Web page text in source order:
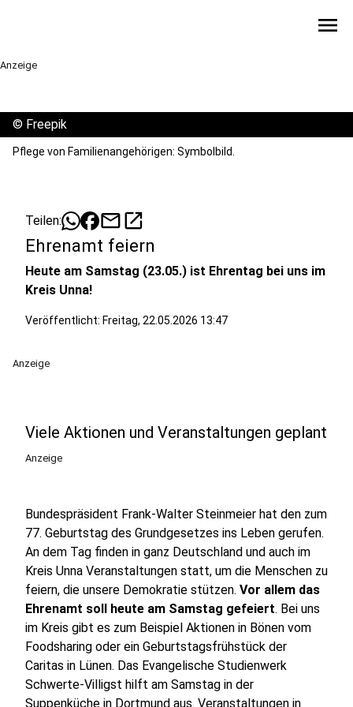
menu
Anzeige
© Freepik
Pflege von Familienangehörigen: Symbolbild.
Teilen: mailopen_in_new
Ehrenamt feiern
Heute am Samstag (23.05.) ist Ehrentag bei uns im
Kreis Unna!
Veröffentlicht: Freitag, 22.05.2026 13:47
Anzeige
Viele Aktionen und Veranstaltungen geplant
Anzeige
Bundespräsident Frank-Walter Steinmeier hat den zum
77. Geburtstag des Grundgesetzes ins Leben gerufen.
An dem Tag finden in ganz Deutschland und auch im
Kreis Unna Veranstaltungen statt, um die Menschen zu
feiern, die unsere Demokratie stützen. Vor allem das
Ehrenamt soll heute am Samstag gefeiert. Bei uns
im Kreis gibt es zum Beispiel Aktionen in Bönen vom
Foodsharing oder ein Geburtstagsfrühstück der
Caritas in Lünen. Das Evangelische Studienwerk
Schwerte-Villigst hilft am Samstag in der
Suppenküche in Dortmund aus. Veranstaltungen in